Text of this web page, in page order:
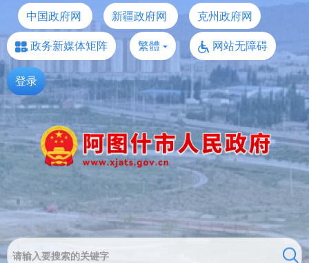
中国政府网 新疆政府网
克州政府网
政务新媒体矩阵
繁體 网站无障碍
登录